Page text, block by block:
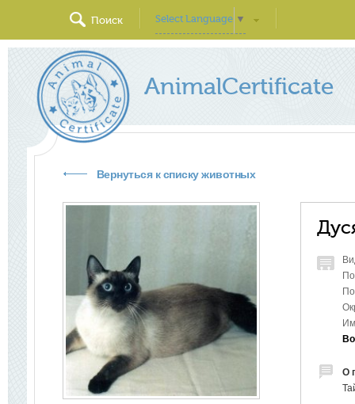
Поиск Select Language ▼
AnimalCertificate
Вернуться к списку животных
О